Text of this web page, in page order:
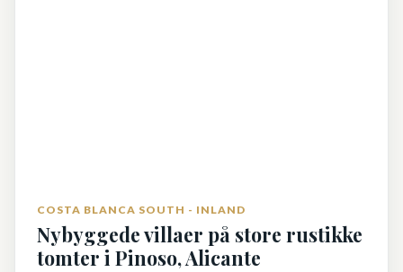
COSTA BLANCA SOUTH - INLAND
Nybyggede villaer på store rustikke
tomter i Pinoso, Alicante